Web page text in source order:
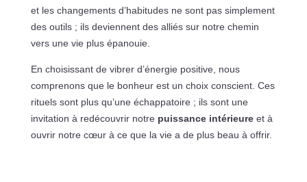
et les changements d’habitudes ne sont pas simplement
des outils ; ils deviennent des alliés sur notre chemin
vers une vie plus épanouie.
En choisissant de vibrer d’énergie positive, nous
comprenons que le bonheur est un choix conscient. Ces
rituels sont plus qu’une échappatoire ; ils sont une
invitation à redécouvrir notre puissance intérieureet à
ouvrir notre cœur à ce que la vie a de plus beau à offrir.